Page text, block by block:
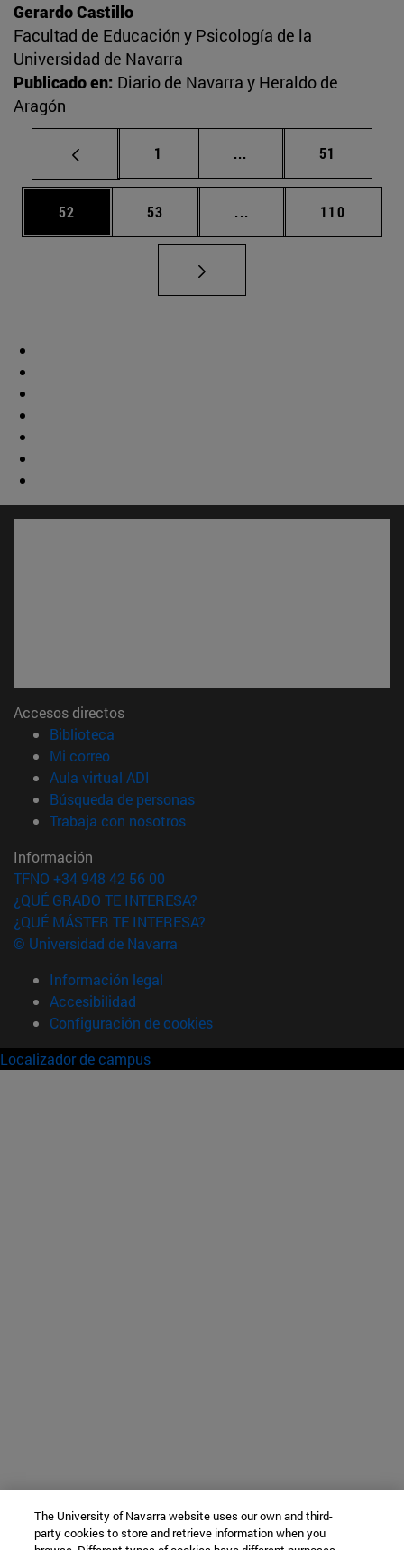
Gerardo Castillo
Facultad de Educación y Psicología de la
Universidad de Navarra
Publicado en: Diario de Navarra y Heraldo de
Aragón
Página
1 ... Páginas intermedias
Página
51
Página
52 Página
53 ... Páginas intermedias
Página
110
Accesos directos
Biblioteca
Mi correo(abre en nueva ventana)
Aula virtual ADI
Búsqueda de personas(abre en nueva ventana)
Trabaja con nosotros(abre en nueva ventana)
Información
TFNO +34 948 42 56 00
¿QUÉ GRADO TE INTERESA?
¿QUÉ MÁSTER TE INTERESA?
© Universidad de Navarra
Información legal
Accesibilidad
Configuración de cookies
Localizador de campus
The University of Navarra website uses our own and third-
party cookies to store and retrieve information when you